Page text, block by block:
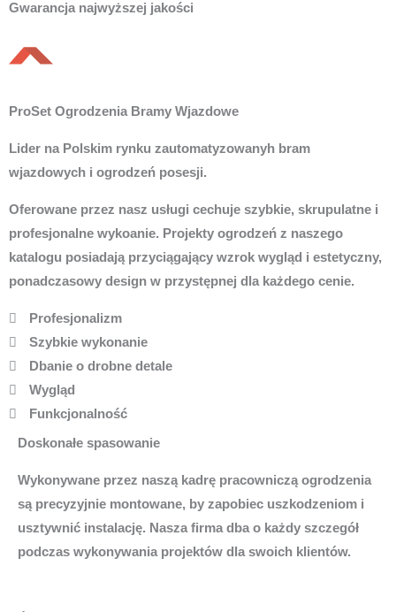
Gwarancja najwyższej jakości
ProSet Ogrodzenia Bramy Wjazdowe
Lider na Polskim rynku zautomatyzowanyh bram
wjazdowych i ogrodzeń posesji.
Oferowane przez nasz usługi cechuje szybkie, skrupulatne i
profesjonalne wykoanie. Projekty ogrodzeń z naszego
katalogu posiadają przyciągający wzrok wygląd i estetyczny,
ponadczasowy design w przystępnej dla każdego cenie.
Profesjonalizm
Szybkie wykonanie
Dbanie o drobne detale
Wygląd
Funkcjonalność
Doskonałe spasowanie
Wykonywane przez naszą kadrę pracowniczą ogrodzenia
są precyzyjnie montowane, by zapobiec uszkodzeniom i
usztywnić instalację. Nasza firma dba o każdy szczegół
podczas wykonywania projektów dla swoich klientów.